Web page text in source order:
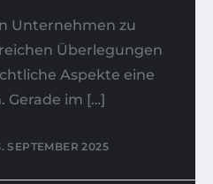
Unternehmen zu
Überlegungen
Aspekte eine
Gerade im […]
SEPTEMBER 2025